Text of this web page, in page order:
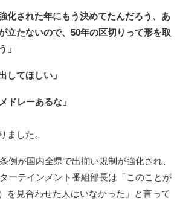
化された年にもう決めてたんだろう、あ
立たないので、50年の区切りって形を取
」
してほしい」
ドレーあるな」
ました。
例が国内全県で出揃い規制が強化され、
ーテインメント番組部長は「このことが
を見合わせた人はいなかった」と言って